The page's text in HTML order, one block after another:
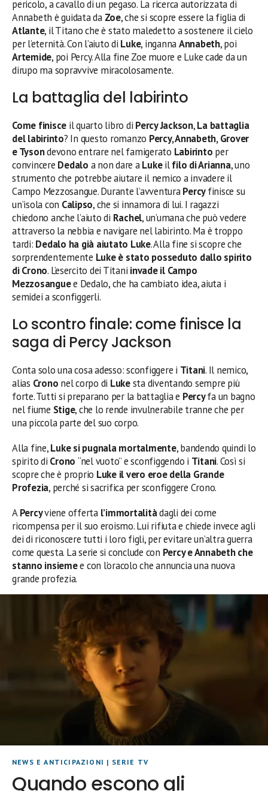
pericolo, a cavallo di un pegaso. La ricerca autorizzata di
Annabeth è guidata da Zoe, che si scopre essere la figlia di
Atlante, il Titano che è stato maledetto a sostenere il cielo
per l’eternità. Con l’aiuto di Luke, ingannaAnnabeth, poi
Artemide, poi Percy. Alla fine Zoe muore e Luke cade da un
dirupo ma sopravvive miracolosamente.
La battaglia del labirinto
Come finisce il quarto libro di Percy Jackson,La battaglia
del labirinto? In questo romanzo Percy, Annabeth, Grover
e Tysondevono entrare nel famigerato Labirinto per
convincere Dedalo a non dare aLukeilfilo di Arianna, uno
strumento che potrebbe aiutare il nemico a invadere il
Campo Mezzosangue. Durante l’avventuraPercyfinisce su
un’isola con Calipso, che si innamora di lui. I ragazzi
chiedono anche l’aiuto di Rachel, un’umana che può vedere
attraverso la nebbia e navigare nel labirinto. Ma è troppo
tardi: Dedalo ha già aiutato Luke. Alla fine si scopre che
sorprendentemente Luke è stato posseduto dallo spirito
di Crono. L’esercito dei Titani invade il Campo
Mezzosanguee Dedalo, che ha cambiato idea, aiuta i
semidei a sconfiggerli.
Lo scontro finale: come finisce la
saga di Percy Jackson
Conta solo una cosa adesso: sconfiggere i Titani. Il nemico,
alias Crono nel corpo di Lukesta diventando sempre più
forte. Tutti si preparano per la battaglia e Percyfa un bagno
nel fiume Stige, che lo rende invulnerabile tranne che per
una piccola parte del suo corpo.
Alla fine,Luke si pugnala mortalmente, bandendo quindi lo
spirito di Crono “nel vuoto” e sconfiggendo i Titani. Così si
scopre che è proprio Luke il vero eroe della Grande
Profezia, perché si sacrifica per sconfiggere Crono.
APercyviene offerta l’immortalitàdagli dei come
ricompensa per il suo eroismo. Lui rifiuta e chiede invece agli
dei di riconoscere tutti i loro figli, per evitare un’altra guerra
come questa. La serie si conclude con Percy e Annabeth che
stanno insiemee con l’oracolo che annuncia una nuova
grande profezia.
NEWS E ANTICIPAZIONI | SERIE TV
Quando escono gli